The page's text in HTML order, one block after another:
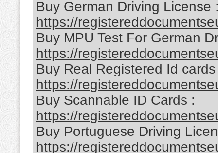
Buy German Driving License
https://
Buy MPU Test For German
https://
Buy Real Registered Id
https://
Buy Scannable ID Cards :
https://
Buy Portuguese Driving
https://